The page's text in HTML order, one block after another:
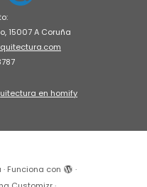
15007 A Coruña
· Funciona con
·